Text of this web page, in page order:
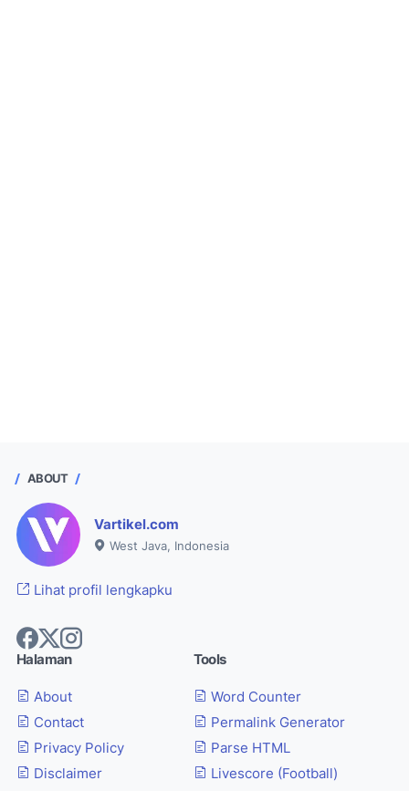
ABOUT
Vartikel.com
West Java, Indonesia
Lihat profil lengkapku
Halaman
About
Contact
Privacy Policy
Disclaimer
Tools
Word Counter
Permalink Generator
Parse HTML
Livescore (Football)